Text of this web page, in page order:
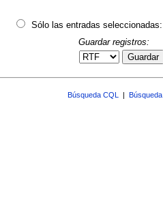
Sólo las entradas seleccionadas:
Guardar registros:
Guardar
Búsqueda CQL